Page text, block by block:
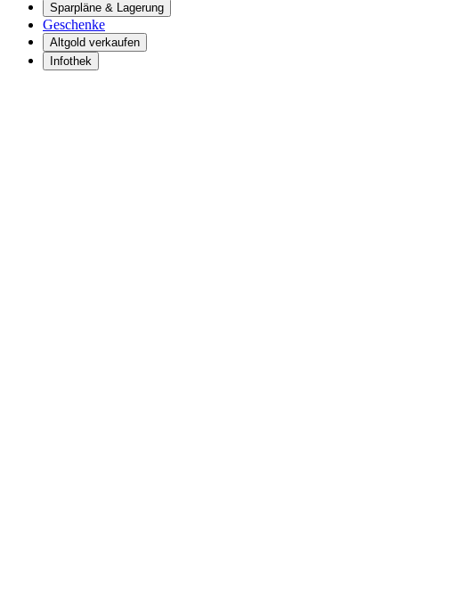
Sparpläne & Lagerung
Geschenke
Altgold verkaufen
Infothek